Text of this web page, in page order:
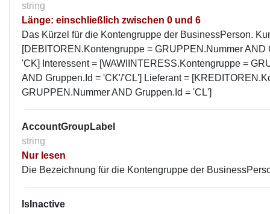
string
Länge: einschließlich zwischen 0 und 6
Das Kürzel für die Kontengruppe der BusinessPerson.
[DEBITOREN.Kontengruppe = GRUPPEN.Nummer AND
'CK] Interessent = [WAWIINTERESS.Kontengruppe =
AND Gruppen.Id = 'CK'/'CL'] Lieferant =
GRUPPEN.Nummer AND Gruppen.Id = 'CL']
AccountGroupLabel
string
Nur lesen
Die Bezeichnung für die Kontengruppe der
IsInactive